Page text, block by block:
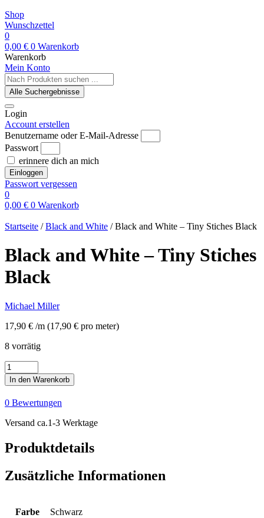
Shop
Wunschzettel
0
0,00 € 0 Warenkorb
Warenkorb
Mein Konto
Search
...Alle Suchergebnisse
Login
Account erstellen
Benutzername oder E-Mail-Adresse
Passwort
erinnere dich an mich
Einloggen
Passwort vergessen
0
0,00 € 0 Warenkorb
Startseite /Black and White / Black and White – Tiny Stiches Black
Black and White – Tiny Stiches
Black
Michael Miller
17,90 € /m (17,90 € pro meter)
8 vorrätig
Black
and
White
-
Tiny
Stiches
Black
In den Warenkorb
0 Bewertungen
Versand ca.1-3 Werktage
Produktdetails
Zusätzliche Informationen
Farbe Schwarz